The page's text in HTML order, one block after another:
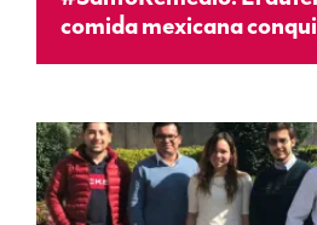
comida mexicana